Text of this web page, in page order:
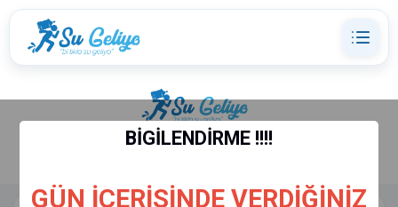
BİGİLENDİRME !!!!
GÜN İÇERİSİNDE VERDİĞİNİZ